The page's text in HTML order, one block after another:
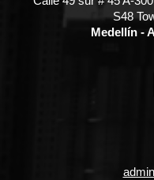
S48
Medellín -